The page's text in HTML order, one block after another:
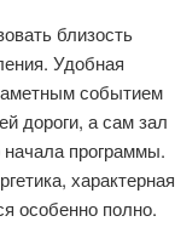
близость
Удобная
событием
дороги, а сам зал
программы.
характерная
особенно полно.